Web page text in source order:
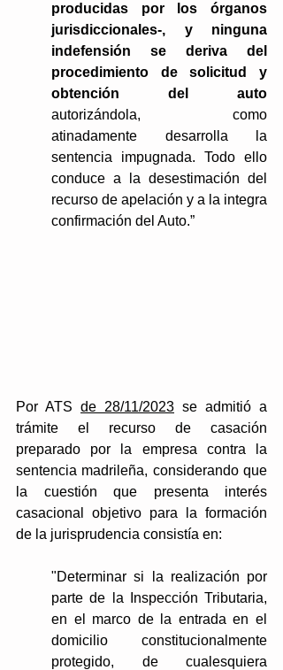
producidas por los órganos
jurisdiccionales-, y ninguna
indefensión se deriva del
procedimiento de solicitud y
autorizándola, como
atinadamente desarrolla la
sentencia impugnada. Todo ello
conduce a la desestimación del
recurso de apelación y a la integra
confirmación del Auto.”
Por ATS de 28/11/2023 se admitió a
trámite el recurso de casación
preparado por la empresa contra la
sentencia madrileña, considerando que
la cuestión que presenta interés
casacional objetivo para la formación
de la jurisprudencia consistía en:
"Determinar si la realización por
parte de la Inspección Tributaria,
en el marco de la entrada en el
domicilio constitucionalmente
protegido, de cualesquiera